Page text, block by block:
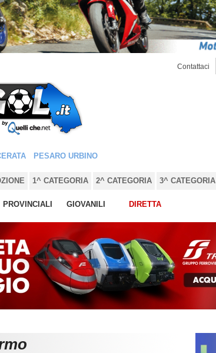
Contattaci
PESARO URBINO
1^ CATEGORIA 2^ CATEGORIA 3^ CATEGORIA
PROVINCIALI GIOVANILI DIRETTA